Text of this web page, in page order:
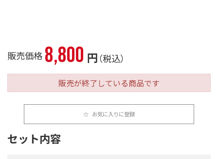
販売価格 8,800 円（税込）
販売が終了している商品です
お気に入りに登録
セット内容